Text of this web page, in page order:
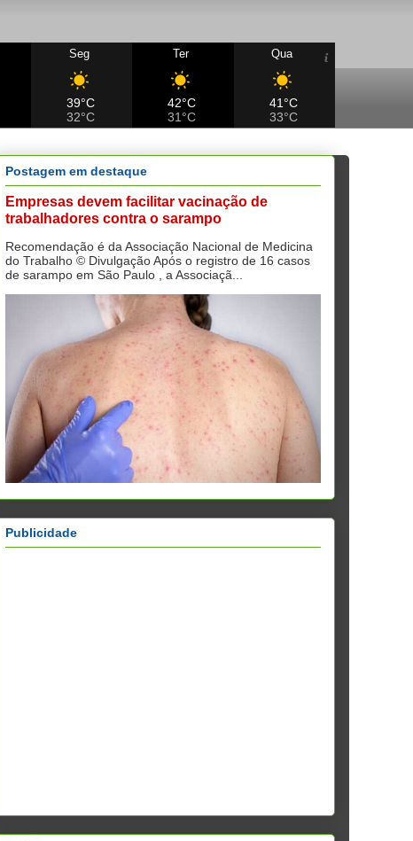
Seg
39°C
32°C
Ter
42°C
31°C
Qua
41°C
33°C
Postagem em destaque
Empresas devem facilitar vacinação de
trabalhadores contra o sarampo
Recomendação é da Associação Nacional de Medicina
do Trabalho © Divulgação Após o registro de 16 casos
de sarampo em São Paulo , a Associaçã...
Publicidade